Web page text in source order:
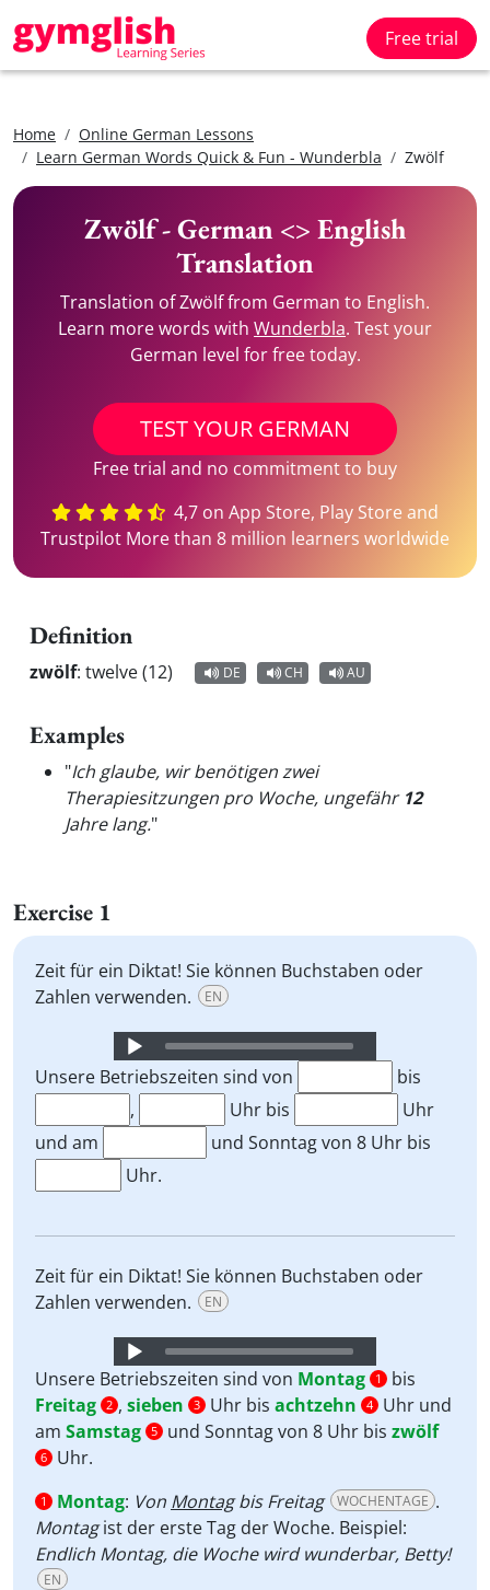
Free trial
Home
Online German Lessons
Learn German Words Quick & Fun - Wunderbla
Zwölf
Zwölf - German <> English
Translation
Translation of Zwölf from German to English.
Learn more words with Wunderbla. Test your
German level for free today.
TEST YOUR GERMAN
Free trial and no commitment to buy
4,7 on App Store, Play Store and
Trustpilot More than 8 million learners worldwide
Definition
zwölf: twelve (12) DE CH AU
Examples
"Ich glaube, wir benötigen zwei
Therapiesitzungen pro Woche, ungefähr 12
Jahre lang."
Exercise 1
Zeit für ein Diktat! Sie können Buchstaben oder
Zahlen verwenden.
EN
Audio
Player
Unsere Betriebszeiten sind von
bis
,
Uhr bis
Uhr
und am
und Sonntag von 8 Uhr bis
Uhr.
Zeit für ein Diktat! Sie können Buchstaben oder
Zahlen verwenden.
EN
Audio
Player
Unsere Betriebszeiten sind von Montag 1
bis
Freitag 2 , sieben 3 Uhr bis achtzehn 4
Uhr und
am Samstag 5 und Sonntag von 8 Uhr bis zwölf
6 Uhr.
1 Montag: Von Montagbis Freitag WOCHENTAGE .
Montagist der erste Tag der Woche. Beispiel:
Endlich Montag, die Woche wird wunderbar, Betty!
EN